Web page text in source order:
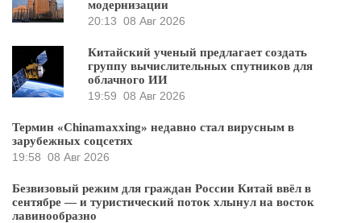
модернизации
20:13 08 Авг 2026
Китайский ученый предлагает создать
группу вычислительных спутников для
облачного ИИ
19:59 08 Авг 2026
Термин «Chinamaxxing» недавно стал вирусным в
зарубежных соцсетях
19:58 08 Авг 2026
Безвизовый режим для граждан России Китай ввёл в
сентябре — и туристический поток хлынул на восток
лавинообразно